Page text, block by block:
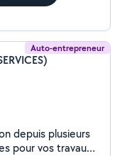
Auto-entrepreneur
pour vos travaux.